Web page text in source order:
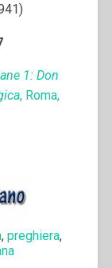
1: Don
, Roma,
, preghiera,